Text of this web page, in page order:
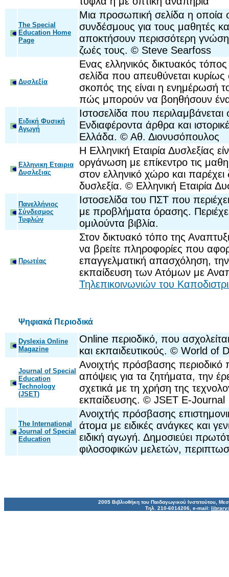
The Special
Education Home
Page
Μια προσωπική σελίδα η οποία
συνδέσμους για τους μαθητές
αποκτήσουν περισσότερη γνώση
ζωές τους. © Steve Searfoss
Δυσλεξία
Ενας ελληνικός δικτυακός
σελίδα που απευθύνεται κυρίως
σκοπός της είναι η ενημέρωσή
πώς μπορούν να βοηθήσουν ένα
Ειδική Φυσική
Αγωγή
Ιστοσελίδα που
Ενδιαφέροντα άρθρα και
Ελλάδα. © Αθ. Διονυσόπουλος
Ελληνικη Εταιρια
Δυσλεξιας
Η Ελληνική Εταιρία Δυσλεξίας
οργάνωση με επίκεντρο τις
στον ελληνικό χώρο και
δυσλεξία. © Ελληνική Εταιρία
Πανελλήνιος
Σύνδεσμος
Τυφλών
Ιστοσελίδα του ΠΣΤ που
με προβλήματα όρασης.
ομιλούντα βιβλία.
Πρωτέας
Στον δικτυακό τόπο της
να βρείτε πληροφορίες που
επαγγελματική απασχόληση,
εκπαίδευση των Ατόμων με
Τηλεπικοινωνιών του
Ψηφιακά Περιοδικά
Dyslexia Online
Magazine
Online περιοδικό, που
και εκπαιδευτικούς. © World of
Journal of Special
Education
Technology
(JSET)
Ανοιχτής πρόσβασης περιοδικό
απόψεις για τα ζητήματα, την
σχετικά με τη χρήση της
εκπαίδευσης. © JSET E-Journal
The International
Journal of Special
Education
Ανοιχτής πρόσβασης
άτομα με ειδικές ανάγκες και
ειδική αγωγή. Δημοσιεύει
φιλοσοφικών μελετών,
2005 Βιβλιοθήκη του Παιδαγωγικού Ινστιτούτου,
Tηλ. 210-6014206, e-mail: